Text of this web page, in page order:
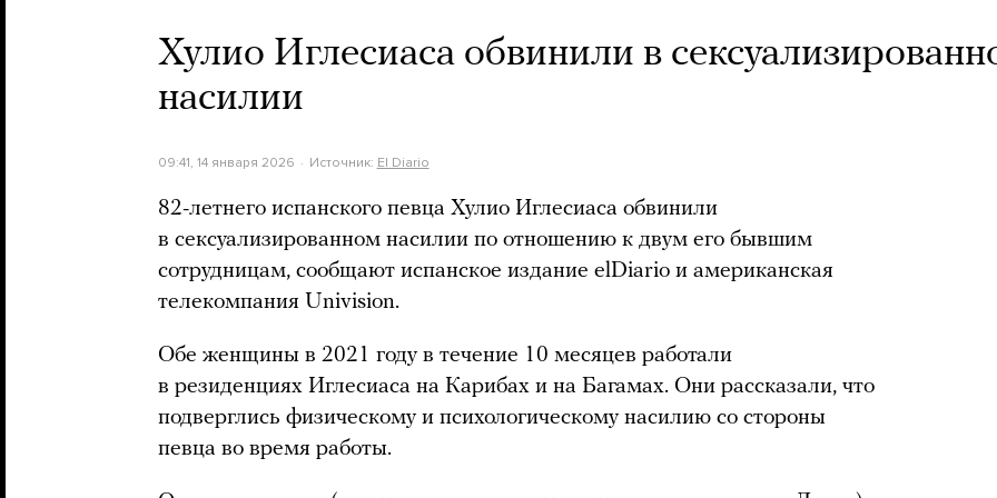
Хулио Иглесиаса обвинили в
насилии
09:41, 14 января 2026 Источник: El Diario
82-летнего испанского певца Хулио Иглесиаса обвинили
в сексуализированном насилии по отношению к двум его бывшим
сотрудницам, сообщают испанское издание elDiario и американская
телекомпания Univision.
Обе женщины в 2021 году в течение 10 месяцев работали
в резиденциях Иглесиаса на Карибах и на Багамах. Они рассказали, что
подверглись физическому и психологическому насилию со стороны
певца во время работы.